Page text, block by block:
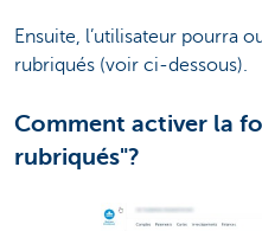
Ensuite, l’utilisateur pourra
rubriqués (voir ci-dessous).
Comment activer la
rubriqués"?